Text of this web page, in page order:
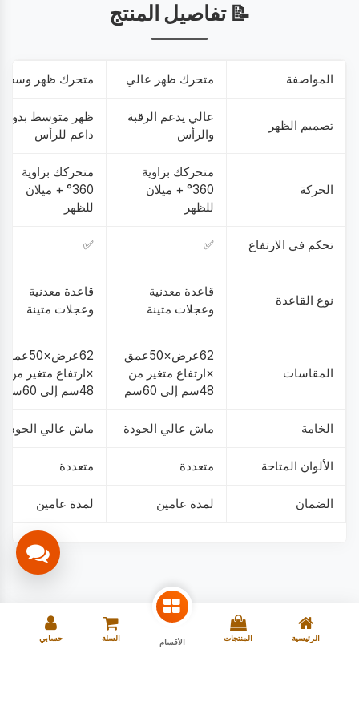
📝 تفاصيل المنتج
المواصفة متحرك ظهر عالي متحرك ظهر وسط
تصميم الظهر
عالي يدعم الرقبة
والرأس
ظهر متوسط بدون
داعم للرأس
الحركة
متحركك بزاوية
360° + ميلان
للظهر
متحركك بزاوية
360° + ميلان
للظهر
تحكم في الارتفاع ✅
✅
نوع القاعدة
قاعدة معدنية
وعجلات متينة
قاعدة معدنية
وعجلات متينة
المقاسات
62عرض×50عمق
×ارتفاع متغير من
48سم إلى 60سم
62عرض×50عمق
×ارتفاع متغير من
48سم إلى 60سم
الخامة ماش عالي الجودة ماش عالي الجودة
الألوان المتاحة متعددة متعددة
الضمان لمدة عامين لمدة عامين
الرئيسية المنتجات الأقسام السلة حسابي